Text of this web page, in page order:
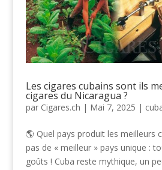
Les cigares cubains sont ils
cigares du Nicaragua ?
par Cigares.ch | Mai 7, 2025 |
🌎 Quel pays produit les meilleurs
pas de « meilleur » pays unique :
goûts ! Cuba reste mythique, un